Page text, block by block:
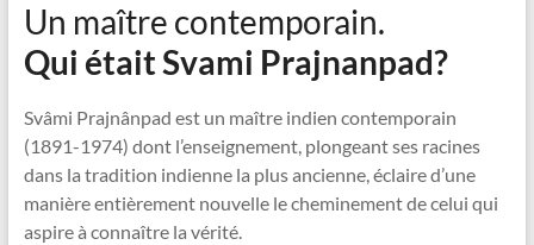
Un maître contemporain.
Qui était Svami Prajnanpad?
Svâmi Prajnânpad est un maître indien contemporain
(1891-1974) dont l’enseignement, plongeant ses racines
dans la tradition indienne la plus ancienne, éclaire d’une
manière entièrement nouvelle le cheminement de celui qui
aspire à connaître la vérité.